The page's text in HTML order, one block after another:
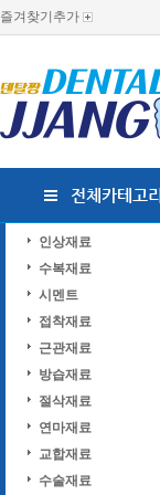
즐겨찾기추가
전체카테고리
인상재료
수복재료
시멘트
접착재료
근관재료
방습재료
절삭재료
연마재료
교합재료
수술재료